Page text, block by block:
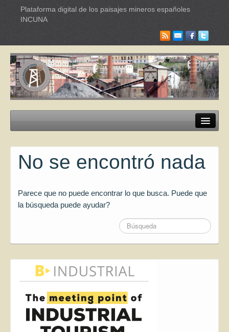
Plataforma digital de los paisajes mineros españoles
INCUNA
Itinerarios Turísticos
Red Internacional de Paisajes
No se encontró nada
Parece que no puede encontrar lo que busca. Puede que
la búsqueda puede ayudar?